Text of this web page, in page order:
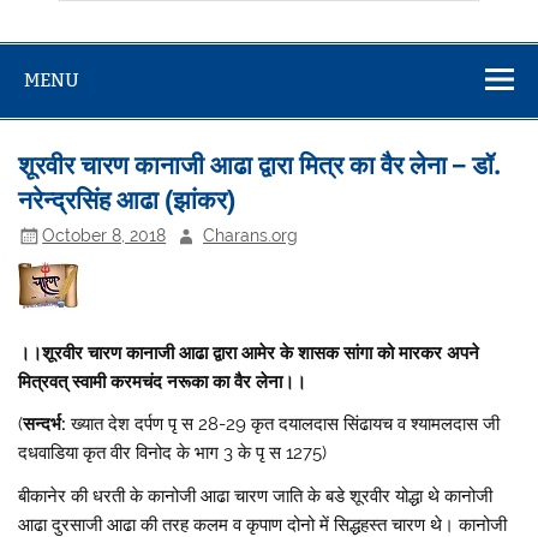
MENU
शूरवीर चारण कानाजी आढा द्वारा मित्र का वैर लेना – डॉ.
नरेन्द्रसिंह आढा (झांकर)
October 8, 2018 Charans.org
।।शूरवीर चारण कानाजी आढा द्वारा आमेर के शासक सांगा को मारकर अपने
मित्रवत् स्वामी करमचंद नरूका का वैर लेना।।
(सन्दर्भ: ख्यात देश दर्पण पृ स 28-29 कृत दयालदास सिंढायच व श्यामलदास जी
दधवाडिया कृत वीर विनोद के भाग 3 के पृ स 1275)
बीकानेर की धरती के कानोजी आढा चारण जाति के बडे शूरवीर योद्धा थे कानोजी
आढा दुरसाजी आढा की तरह कलम व कृपाण दोनो में सिद्धहस्त चारण थे। कानोजी